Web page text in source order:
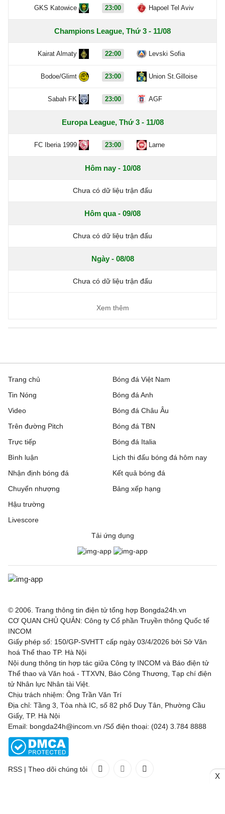
GKS Katowice 23:00 Hapoel Tel Aviv
Champions League, Thứ 3 - 11/08
Kairat Almaty 22:00 Levski Sofia
Bodoe/Glimt 23:00 Union St.Gilloise
Sabah FK 23:00 AGF
Europa League, Thứ 3 - 11/08
FC Iberia 1999 23:00 Larne
Hôm nay - 10/08
Chưa có dữ liệu trận đấu
Hôm qua - 09/08
Chưa có dữ liệu trận đấu
Ngày - 08/08
Chưa có dữ liệu trận đấu
Xem thêm
Trang chủ
Tin Nóng
Video
Trên đường Pitch
Trực tiếp
Bóng đá Việt Nam
Bóng đá Anh
Bóng đá Châu Âu
Bóng đá TBN
Bóng đá Italia
Bình luận
Nhận định bóng đá
Chuyển nhượng
Hậu trường
Livescore
Lịch thi đấu bóng đá hôm nay
Kết quả bóng đá
Bảng xếp hạng
Tải ứng dụng
© 2006. Trang thông tin điện tử tổng hợp Bongda24h.vn
CƠ QUAN CHỦ QUẢN: Công ty Cổ phần Truyền thông Quốc tế
INCOM
Giấy phép số: 150/GP-SVHTT cấp ngày 03/4/2026 bởi Sở Văn
hoá Thể thao TP. Hà Nội
Nội dung thông tin hợp tác giữa Công ty INCOM và Báo điện tử
Thể thao và Văn hoá - TTXVN, Báo Công Thương, Tạp chí điện
tử Nhân lực Nhân tài Việt.
Chịu trách nhiệm: Ông Trần Văn Trí
Địa chỉ: Tầng 3, Tòa nhà IC, số 82 phố Duy Tân, Phường Cầu
Giấy, TP. Hà Nội
Email: bongda24h@incom.vn /Số điện thoại: (024) 3.784 8888
RSS | Theo dõi chúng tôi
X